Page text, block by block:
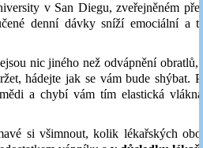
v San Diegu, zveřejněném
denní dávky sníží emociální a
nic jiného než odvápnění obratlů,
hádejte jak se vám bude shýbat.
a chybí vám tím elastická
kolik lékařských